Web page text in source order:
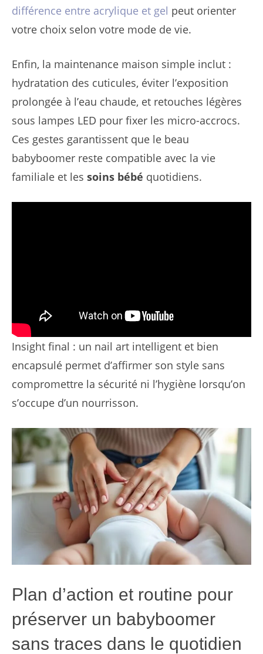
différence entre acrylique et gel peut orienter
votre choix selon votre mode de vie.
Enfin, la maintenance maison simple inclut :
hydratation des cuticules, éviter l’exposition
prolongée à l’eau chaude, et retouches légères
sous lampes LED pour fixer les micro-accrocs.
Ces gestes garantissent que le beau
babyboomer reste compatible avec la vie
familiale et les soins bébé quotidiens.
Insight final : un nail art intelligent et bien
encapsulé permet d’affirmer son style sans
compromettre la sécurité ni l’hygiène lorsqu’on
s’occupe d’un nourrisson.
Plan d’action et routine pour
préserver un babyboomer
sans traces dans le quotidien